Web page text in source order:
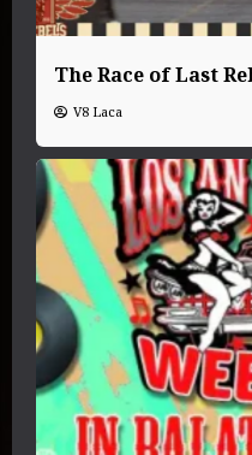
The Race of Last
V8 Laca